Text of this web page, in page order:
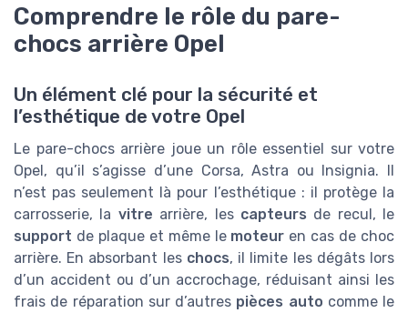
Comprendre le rôle du pare-
chocs arrière Opel
Un élément clé pour la sécurité et
l’esthétique de votre Opel
Le pare-chocs arrière joue un rôle essentiel sur votre
Opel, qu’il s’agisse d’une Corsa, Astra ou Insignia. Il
n’est pas seulement là pour l’esthétique : il protège la
carrosserie, la vitre arrière, les capteurs de recul, le
support de plaque et même le moteur en cas de choc
arrière. En absorbant les chocs, il limite les dégâts lors
d’un accident ou d’un accrochage, réduisant ainsi les
frais de réparation sur d’autres pièces auto comme le